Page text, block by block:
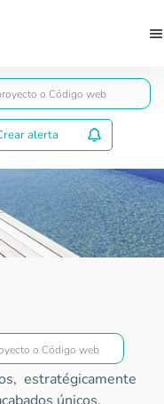
alerta
estratégicamente